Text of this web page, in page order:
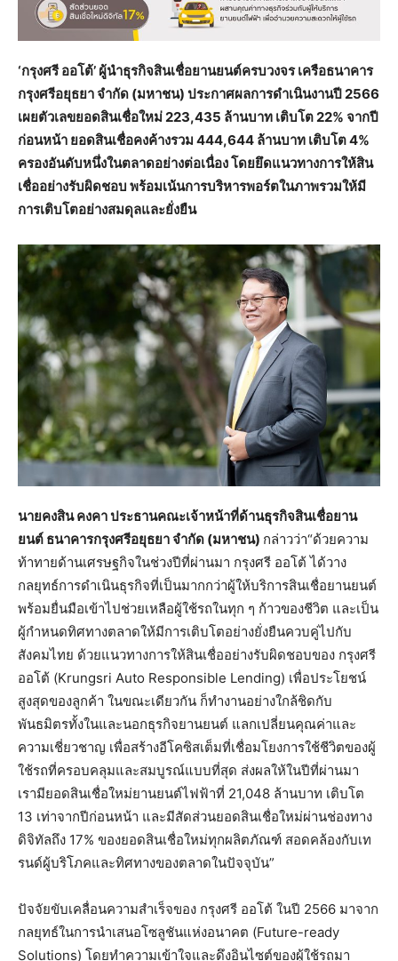
‘กรุงศรี ออโต้’ ผู้นำธุรกิจสินเชื่อยานยนต์ครบวงจร เครือธนาคาร
กรุงศรีอยุธยา จำกัด (มหาชน) ประกาศผลการดำเนินงานปี 2566
เผยตัวเลขยอดสินเชื่อใหม่ 223,435 ล้านบาท เติบโต 22% จากปี
ก่อนหน้า ยอดสินเชื่อคงค้างรวม 444,644 ล้านบาท เติบโต 4%
ครองอันดับหนึ่งในตลาดอย่างต่อเนื่อง โดยยึดแนวทางการให้สิน
เชื่ออย่างรับผิดชอบ พร้อมเน้นการบริหารพอร์ตในภาพรวมให้มี
การเติบโตอย่างสมดุลและยั่งยืน
นายคงสิน คงคา ประธานคณะเจ้าหน้าที่ด้านธุรกิจสินเชื่อยาน
ยนต์ ธนาคารกรุงศรีอยุธยา จำกัด (มหาชน) กล่าวว่า“ด้วยความ
ท้าทายด้านเศรษฐกิจในช่วงปีที่ผ่านมา กรุงศรี ออโต้ ได้วาง
กลยุทธ์การดำเนินธุรกิจที่เป็นมากกว่าผู้ให้บริการสินเชื่อยานยนต์
พร้อมยื่นมือเข้าไปช่วยเหลือผู้ใช้รถในทุก ๆ ก้าวของชีวิต และเป็น
ผู้กำหนดทิศทางตลาดให้มีการเติบโตอย่างยั่งยืนควบคู่ไปกับ
สังคมไทย ด้วยแนวทางการให้สินเชื่ออย่างรับผิดชอบของ กรุงศรี
ออโต้ (Krungsri Auto Responsible Lending) เพื่อประโยชน์
สูงสุดของลูกค้า ในขณะเดียวกัน ก็ทำงานอย่างใกล้ชิดกับ
พันธมิตรทั้งในและนอกธุรกิจยานยนต์ แลกเปลี่ยนคุณค่าและ
ความเชี่ยวชาญ เพื่อสร้างอีโคซิสเต็มที่เชื่อมโยงการใช้ชีวิตของผู้
ใช้รถที่ครอบคลุมและสมบูรณ์แบบที่สุด ส่งผลให้ในปีที่ผ่านมา
เรามียอดสินเชื่อใหม่ยานยนต์ไฟฟ้าที่ 21,048 ล้านบาท เติบโต
13 เท่าจากปีก่อนหน้า และมีสัดส่วนยอดสินเชื่อใหม่ผ่านช่องทาง
ดิจิทัลถึง 17% ของยอดสินเชื่อใหม่ทุกผลิตภัณฑ์ สอดคล้องกับเท
รนด์ผู้บริโภคและทิศทางของตลาดในปัจจุบัน”
ปัจจัยขับเคลื่อนความสำเร็จของ กรุงศรี ออโต้ ในปี 2566 มาจาก
กลยุทธ์ในการนำเสนอโซลูชันแห่งอนาคต (Future-ready
Solutions) โดยทำความเข้าใจและดึงอินไซต์ของผู้ใช้รถมา